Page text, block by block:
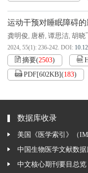
运动干预对睡眠障碍
龚明俊, 唐桥, 谭思洁, 胡晓
2024, 55(1): 236-242. DOI:
摘要(2503)
PDF[602KB](183)
数据库收录
美国《医学索引》（IM/
中国生物医学文献数据
中文核心期刊要目总览